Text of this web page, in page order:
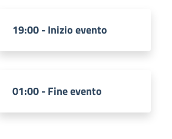
19:00 - Inizio evento
01:00 - Fine evento